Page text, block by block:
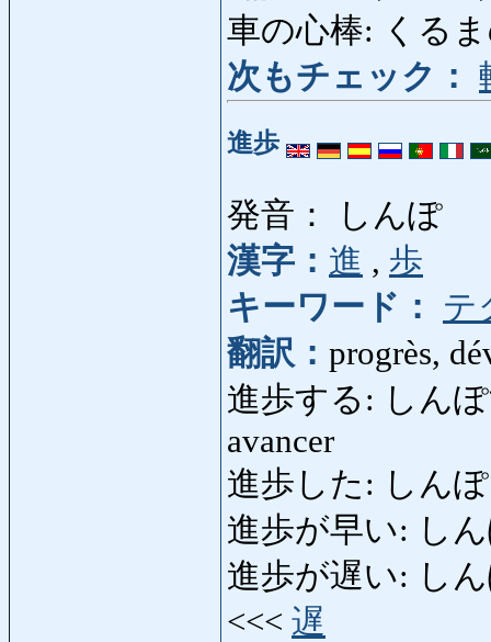
車の心棒: くる
次もチェック：
進歩
発音： しんぽ
漢字： 進 , 歩
キーワード：
テ
翻訳： progrès,
進歩する: しんぽ
avancer
進歩した: しんぽ
進歩が早い: し
進歩が遅い: しん
<<< 遅